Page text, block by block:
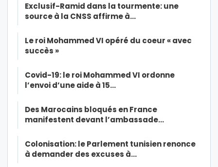
Exclusif-Ramid dans la tourmente: une
source à la CNSS affirme à…
Le roi Mohammed VI opéré du coeur « avec
succès »
Covid-19: le roi Mohammed VI ordonne
l’envoi d’une aide à 15…
Des Marocains bloqués en France
manifestent devant l’ambassade…
Colonisation: le Parlement tunisien renonce
à demander des excuses à…